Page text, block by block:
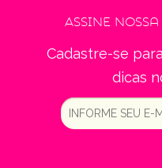
Assine nossa
Cadastre-se
dicas